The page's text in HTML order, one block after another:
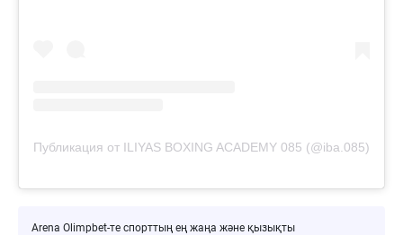
Публикация от ILIYAS BOXING ACADEMY 085 (@iba.085)
Arena Olimpbet-те спорттың ең жаңа және қызықты